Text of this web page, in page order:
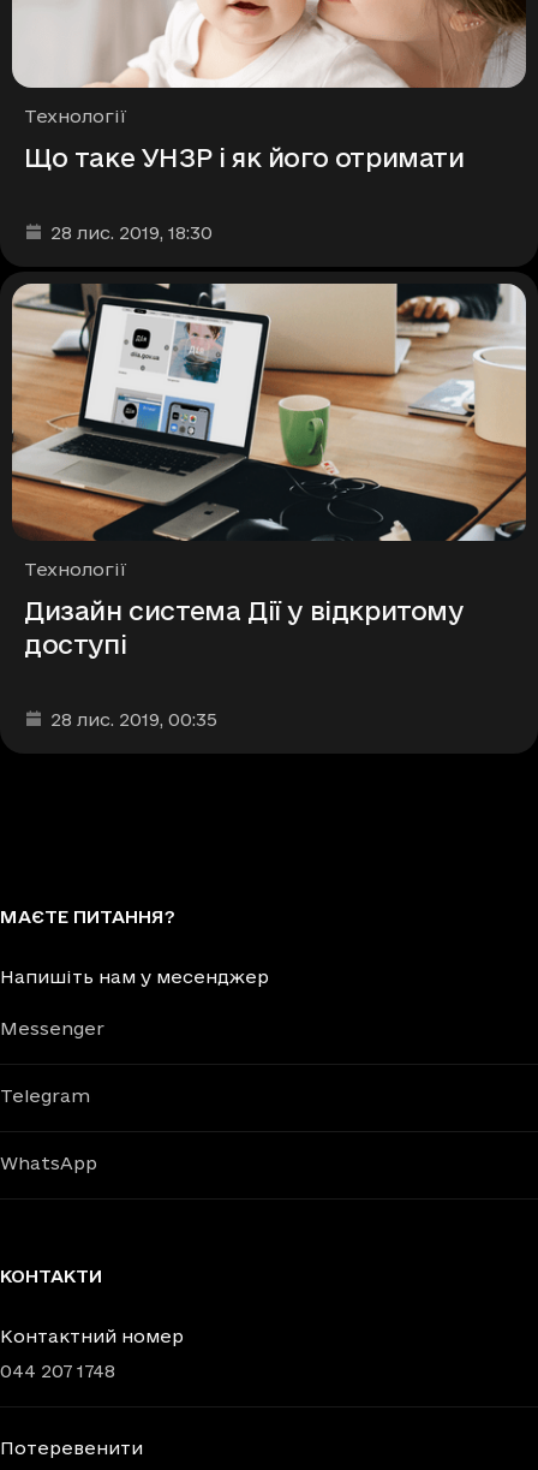
Рубрики
Технології
Що таке УНЗР і як його отримати
Дата та час публікації
28 лис. 2019, 18:30
Рубрики
Технології
Дизайн система Дії у відкритому
доступі
Дата та час публікації
28 лис. 2019, 00:35
МАЄТЕ ПИТАННЯ?
Напишіть нам у месенджер
Messenger
Telegram
WhatsApp
КОНТАКТИ
Контактний номер
044 207 1748
Потеревенити